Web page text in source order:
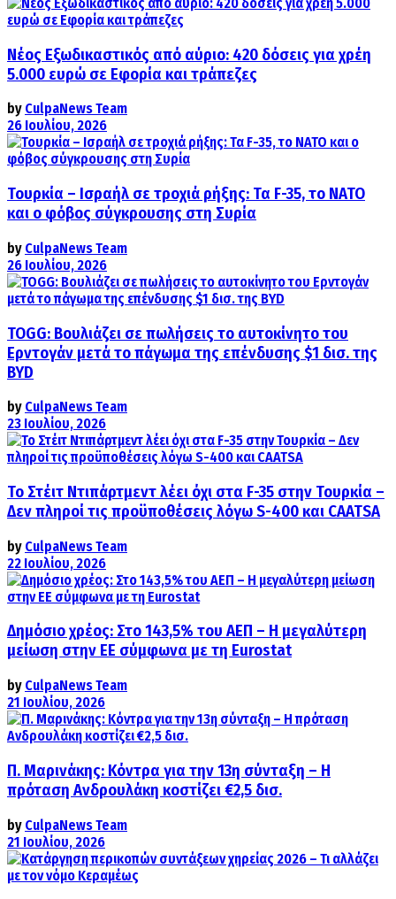
Νέος Εξωδικαστικός από αύριο: 420 δόσεις για χρέη
5.000 ευρώ σε Εφορία και τράπεζες
by CulpaNews Team
26 Ιουλίου, 2026
Τουρκία – Ισραήλ σε τροχιά ρήξης: Τα F-35, το ΝΑΤΟ
και ο φόβος σύγκρουσης στη Συρία
by CulpaNews Team
26 Ιουλίου, 2026
TOGG: Βουλιάζει σε πωλήσεις το αυτοκίνητο του
Ερντογάν μετά το πάγωμα της επένδυσης $1 δισ. της
BYD
by CulpaNews Team
23 Ιουλίου, 2026
Το Στέιτ Ντιπάρτμεντ λέει όχι στα F-35 στην Τουρκία –
Δεν πληροί τις προϋποθέσεις λόγω S-400 και CAATSA
by CulpaNews Team
22 Ιουλίου, 2026
Δημόσιο χρέος: Στο 143,5% του ΑΕΠ – Η μεγαλύτερη
μείωση στην ΕΕ σύμφωνα με τη Eurostat
by CulpaNews Team
21 Ιουλίου, 2026
Π. Μαρινάκης: Κόντρα για την 13η σύνταξη – Η
πρόταση Ανδρουλάκη κοστίζει €2,5 δισ.
by CulpaNews Team
21 Ιουλίου, 2026